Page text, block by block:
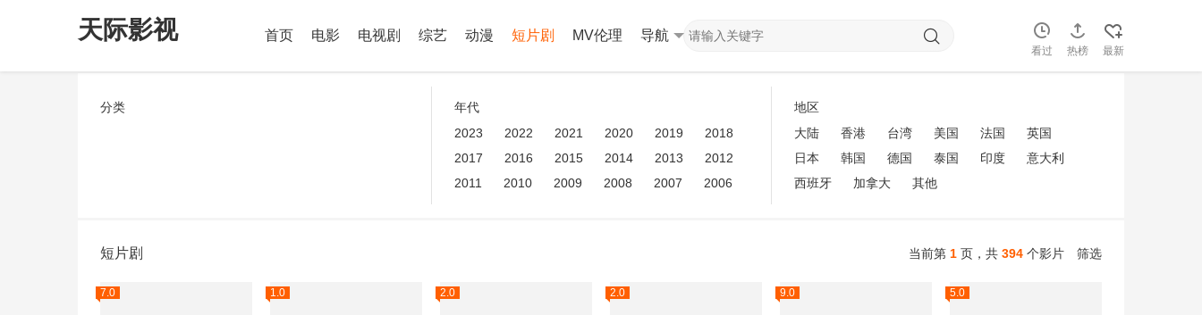
天际影视 首页 电影 电视剧 综艺 动漫 短片剧 MV伦理 导航
看过 热榜 最新
分类
年代
2023
2022 2021 2020 2019
2018
2017
2016 2015 2014 2013
2012
2011
2010 2009 2008 2007 2006
地区
大陆
香港 台湾 美国 法国
英国
日本
韩国 德国 泰国 印度
意大利
西班牙
加拿大 其他
短片剧 当前第 1 页， 共 394 个影片 筛选
7.0 1.0 2.0 2.0 9.0 5.0